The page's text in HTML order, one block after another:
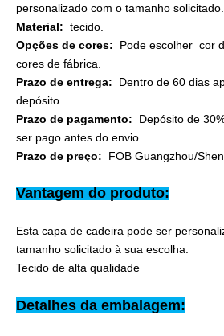
personalizado com o tamanho solicitado.
Material: tecido.
Opções de cores: Pode escolher cor
cores de fábrica.
Prazo de entrega: Dentro de 60 dias
depósito.
Prazo de pagamento: Depósito de
ser pago antes do envio
Prazo de preço: FOB Guangzhou/
Vantagem do produto:
Esta capa de cadeira pode ser
tamanho solicitado à sua escolha.
Tecido de alta qualidade
Detalhes da embalagem: